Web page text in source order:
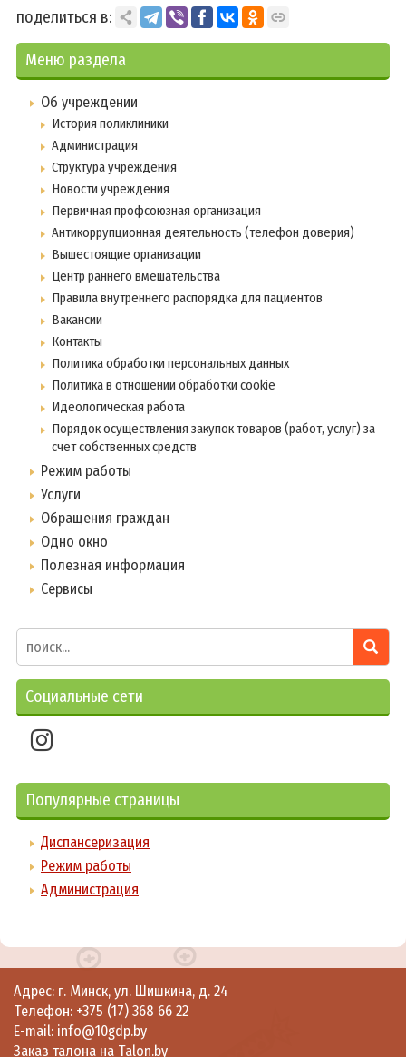
поделиться в:
Меню раздела
Об учреждении
История поликлиники
Администрация
Структура учреждения
Новости учреждения
Первичная профсоюзная организация
Антикоррупционная деятельность (телефон доверия)
Вышестоящие организации
Центр раннего вмешательства
Правила внутреннего распорядка для пациентов
Вакансии
Контакты
Политика обработки персональных данных
Политика в отношении обработки cookie
Идеологическая работа
Порядок осуществления закупок товаров (работ, услуг) за
счет собственных средств
Режим работы
Услуги
Обращения граждан
Одно окно
Полезная информация
Сервисы
Социальные сети
Популярные страницы
Диспансеризация
Режим работы
Администрация
Адрес: г. Минск, ул. Шишкина, д. 24
Телефон: +375 (17) 368 66 22
E-mail: info@10gdp.by
Заказ талона на Talon.by